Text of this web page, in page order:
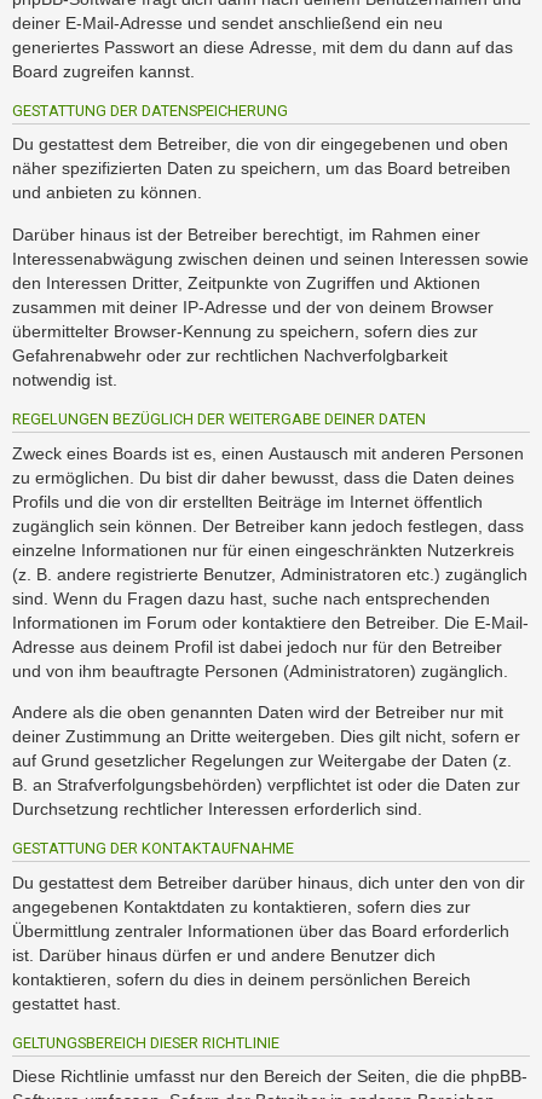
deiner E-Mail-Adresse und sendet anschließend ein neu
generiertes Passwort an diese Adresse, mit dem du dann auf das
Board zugreifen kannst.
GESTATTUNG DER DATENSPEICHERUNG
Du gestattest dem Betreiber, die von dir eingegebenen und oben
näher spezifizierten Daten zu speichern, um das Board betreiben
und anbieten zu können.
Darüber hinaus ist der Betreiber berechtigt, im Rahmen einer
Interessenabwägung zwischen deinen und seinen Interessen sowie
den Interessen Dritter, Zeitpunkte von Zugriffen und Aktionen
zusammen mit deiner IP-Adresse und der von deinem Browser
übermittelter Browser-Kennung zu speichern, sofern dies zur
Gefahrenabwehr oder zur rechtlichen Nachverfolgbarkeit
notwendig ist.
REGELUNGEN BEZÜGLICH DER WEITERGABE DEINER DATEN
Zweck eines Boards ist es, einen Austausch mit anderen Personen
zu ermöglichen. Du bist dir daher bewusst, dass die Daten deines
Profils und die von dir erstellten Beiträge im Internet öffentlich
zugänglich sein können. Der Betreiber kann jedoch festlegen, dass
einzelne Informationen nur für einen eingeschränkten Nutzerkreis
(z. B. andere registrierte Benutzer, Administratoren etc.) zugänglich
sind. Wenn du Fragen dazu hast, suche nach entsprechenden
Informationen im Forum oder kontaktiere den Betreiber. Die E-Mail-
Adresse aus deinem Profil ist dabei jedoch nur für den Betreiber
und von ihm beauftragte Personen (Administratoren) zugänglich.
Andere als die oben genannten Daten wird der Betreiber nur mit
deiner Zustimmung an Dritte weitergeben. Dies gilt nicht, sofern er
auf Grund gesetzlicher Regelungen zur Weitergabe der Daten (z.
B. an Strafverfolgungsbehörden) verpflichtet ist oder die Daten zur
Durchsetzung rechtlicher Interessen erforderlich sind.
GESTATTUNG DER KONTAKTAUFNAHME
Du gestattest dem Betreiber darüber hinaus, dich unter den von dir
angegebenen Kontaktdaten zu kontaktieren, sofern dies zur
Übermittlung zentraler Informationen über das Board erforderlich
ist. Darüber hinaus dürfen er und andere Benutzer dich
kontaktieren, sofern du dies in deinem persönlichen Bereich
gestattet hast.
GELTUNGSBEREICH DIESER RICHTLINIE
Diese Richtlinie umfasst nur den Bereich der Seiten, die die phpBB-